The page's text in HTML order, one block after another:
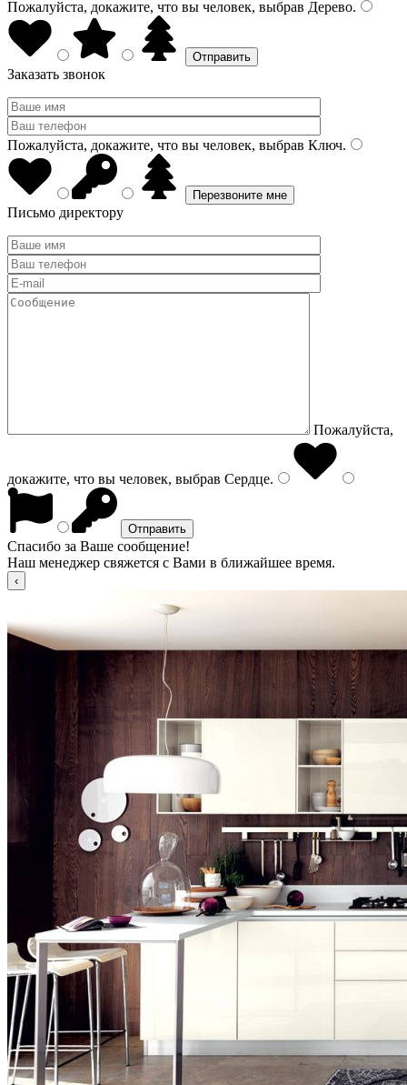
Пожалуйста, докажите, что вы человек, выбрав Дерево.
Заказать звонок
Пожалуйста, докажите, что вы человек, выбрав Ключ.
Письмо директору
Пожалуйста,
докажите, что вы человек, выбрав Сердце.
Спасибо за Ваше сообщение!
Наш менеджер свяжется с Вами в ближайшее время.